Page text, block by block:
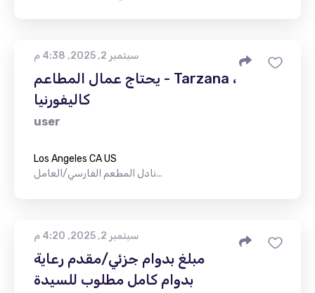
سبتمبر 2, 2025, 4:38 م
يحتاج عمال المطاعم - Tarzana ،
كاليفورنيا
user
Los Angeles CA US
نادل المطعم الفارسي/العامل...
سبتمبر 2, 2025, 4:20 م
مبلغ بدوام جزئي/مقدم رعاية
بدوام كامل مطلوب للسيدة